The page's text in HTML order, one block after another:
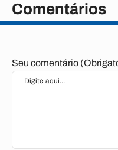
Comentários
Seu comentário